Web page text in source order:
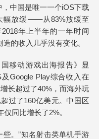
中国是唯一一个iOS下载
幅放缓——从83%放缓至
年上半年的一年时间
的收入几乎没有变化。
移动游戏出海报告》显
Google Play综合收入在
长超过了40%，而海外玩
过了160亿美元。中国区
同比增长了2%。
。”知名射击类单机手游